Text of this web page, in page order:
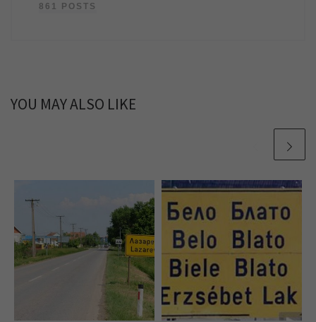
861 POSTS
YOU MAY ALSO LIKE